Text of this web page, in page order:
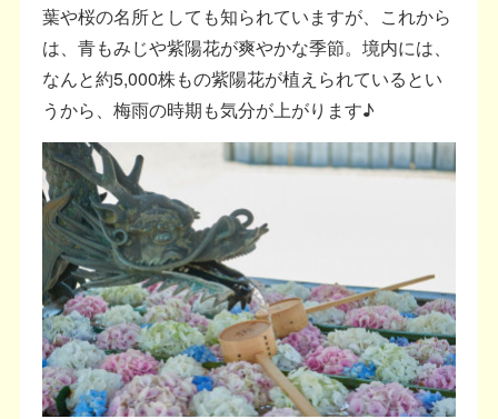
葉や桜の名所としても知られていますが、これから
は、青もみじや紫陽花が爽やかな季節。境内には、
なんと約5,000株もの紫陽花が植えられているとい
うから、梅雨の時期も気分が上がります♪